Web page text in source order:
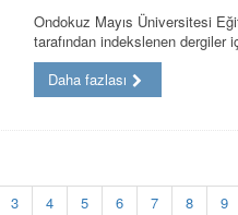
Ondokuz Mayıs Üniversitesi
tarafından indekslenen
Daha fazlası
3 4 5 6 7 8 9